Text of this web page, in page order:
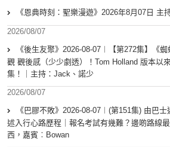
《恩典時刻：聖樂漫遊》2026年8月07日 主
2026/08/07
《後生友聚》2026-08-07︱【第272集】《
觀 觀後感（少少劇透）！Tom Holland 版本以
集！｜主持：Jack、諾少
2026/08/07
《巴膠不敗》2026-08-07︱(第151集) 由巴
述入行心路歷程｜報名考試有幾難？邊啲路線
西，嘉賓︰Bowan